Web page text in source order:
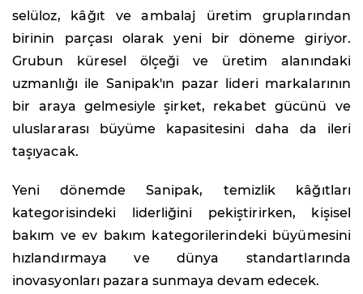
selüloz, kâğıt ve ambalaj üretim gruplarından
birinin parçası olarak yeni bir döneme giriyor.
Grubun küresel ölçeği ve üretim alanındaki
uzmanlığı ile Sanipak'ın pazar lideri markalarının
bir araya gelmesiyle şirket, rekabet gücünü ve
uluslararası büyüme kapasitesini daha da ileri
taşıyacak.
Yeni dönemde Sanipak, temizlik kâğıtları
kategorisindeki liderliğini pekiştirirken, kişisel
bakım ve ev bakım kategorilerindeki büyümesini
hızlandırmaya ve dünya standartlarında
inovasyonları pazara sunmaya devam edecek.